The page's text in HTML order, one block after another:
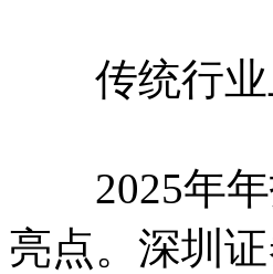
传统行业
2025年年
亮点。深圳